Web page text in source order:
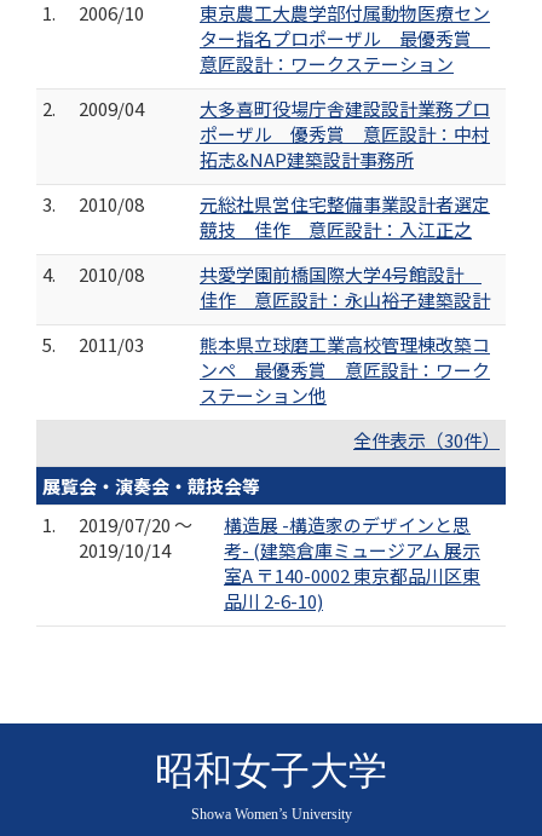
1.
2006/10
東京農工大農学部付属動物医療セン
ター指名プロポーザル 最優秀賞
意匠設計：ワークステーション
2.
2009/04
大多喜町役場庁舎建設設計業務プロ
ポーザル 優秀賞 意匠設計：中村
拓志&NAP建築設計事務所
3.
2010/08
元総社県営住宅整備事業設計者選定
競技 佳作 意匠設計：入江正之
4.
2010/08
共愛学園前橋国際大学4号館設計
佳作 意匠設計：永山裕子建築設計
5.
2011/03
熊本県立球磨工業高校管理棟改築コ
ンペ 最優秀賞 意匠設計：ワーク
ステーション他
全件表示（30件）
展覧会・演奏会・競技会等
1.
2019/07/20 ～
2019/10/14
構造展 -構造家のデザインと思
考- (建築倉庫ミュージアム 展示
室A 〒140-0002 東京都品川区東
品川 2-6-10)
昭和女子大学
Showa Women’s University